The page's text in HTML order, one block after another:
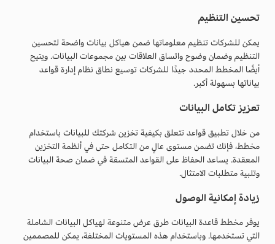
تحسين التنظيم
يمكن للشركات تنظيم معلوماتها ضمن هياكل بيانات واضحة لتحسين
التنظيم وضمان وضوح واتساق العلاقات بين مجموعات البيانات. ويتيح
أيضًا المخطط المحدد جيدًا للشركات توسيع نطاق نظام إدارة قواعد
بياناتها بسهولة أكبر.
تعزيز تكامل البيانات
من خلال تطبيق قواعد تتعلق بكيفية تخزين شركتك للبيانات باستخدام
مخطط، فإنك تضمن مستوى عالٍ من التكامل حتى في أنظمة التخزين
المعقدة. يساعد الحفاظ على القواعد المتسقة في ضمان صحة البيانات
وتلبية متطلبات الامتثال.
زيادة إمكانية الوصول
يوفر مخطط قاعدة البيانات طرق عرض متنوعة لهياكل البيانات الشاملة
التي تستخدمها. وباستخدام هذه المستويات المختلفة، يمكن للمصممين